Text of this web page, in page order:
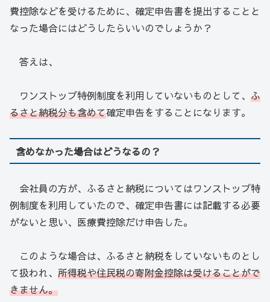
費控除などを受けるために、確定申告書を提出することと
なった場合にはどうしたらいいのでしょうか？
答えは、
ワンストップ特例制度を利用していないものとして、 ふ
るさと納税分も含めて確定申告をすることになります。
含めなかった場合はどうなるの？
会社員の方が、ふるさと納税についてはワンストップ特
例制度を利用していたので、確定申告書には記載する必要
がないと思い、医療費控除だけ申告した。
このような場合は、ふるさと納税をしていないものとし
て扱われ、 所得税や住民税の寄附金控除は受けることがで
きません。